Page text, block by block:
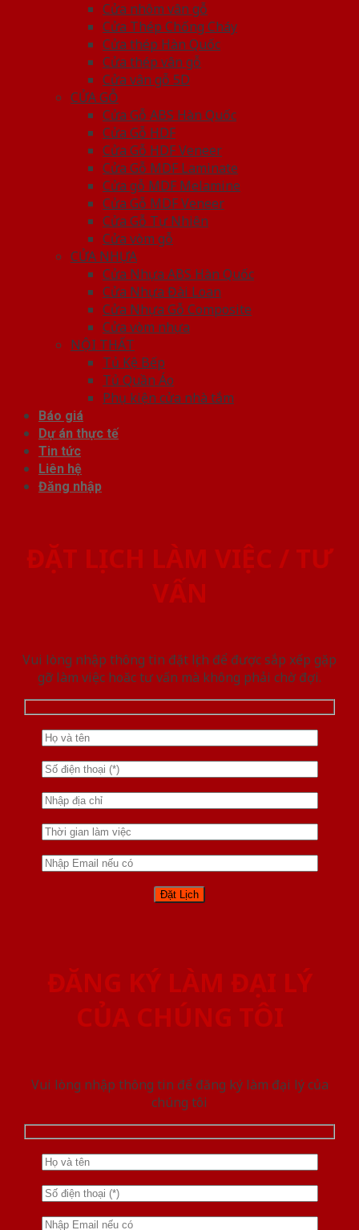
Cửa nhôm vân gỗ
Cửa Thép Chống Cháy
Cửa thép Hàn Quốc
Cửa thép vân gỗ
Cửa vân gỗ 5D
CỬA GỖ
Cửa Gỗ ABS Hàn Quốc
Cửa Gỗ HDF
Cửa Gỗ HDF Veneer
Cửa Gỗ MDF Laminate
Cửa gỗ MDF Melamine
Cửa Gỗ MDF Veneer
Cửa Gỗ Tự Nhiên
Cửa vòm gỗ
CỬA NHỰA
Cửa Nhựa ABS Hàn Quốc
Cửa Nhựa Đài Loan
Cửa Nhựa Gỗ Composite
Cửa vòm nhựa
NỘI THẤT
Tủ Kệ Bếp
Tủ Quần Áo
Phụ kiện cửa nhà tắm
Báo giá
Dự án thực tế
Tin tức
Liên hệ
Đăng nhập
ĐẶT LỊCH LÀM VIỆC / TƯ
VẤN
Vui lòng nhập thông tin đặt lịch để được sắp xếp gặp
gỡ làm việc hoăc tư vấn mà không phải chờ đợi.
ĐĂNG KÝ LÀM ĐẠI LÝ
CỦA CHÚNG TÔI
Vui lòng nhập thông tin để đăng ký làm đại lý của
chúng tôi